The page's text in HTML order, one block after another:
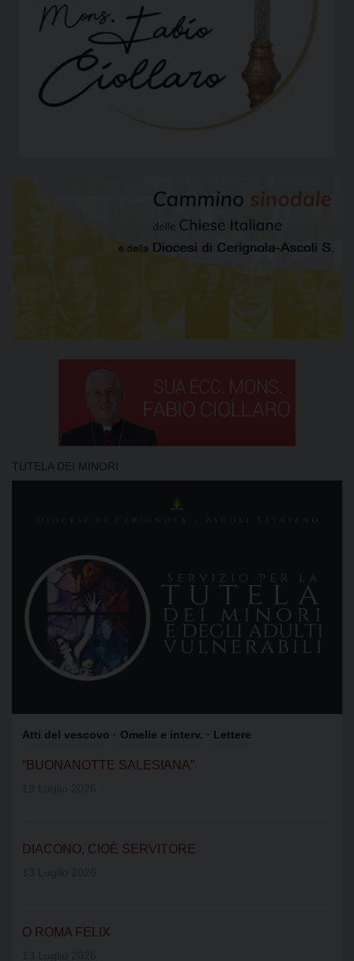
TUTELA DEI MINORI
Atti del vescovo · Omelie e interv. · Lettere
“BUONANOTTE SALESIANA”
DIACONO, CIOÈ SERVITORE
O ROMA FELIX